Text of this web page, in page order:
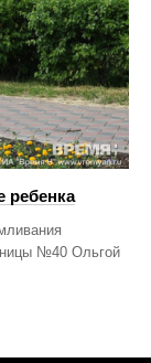
ребенка
№40 Ольгой